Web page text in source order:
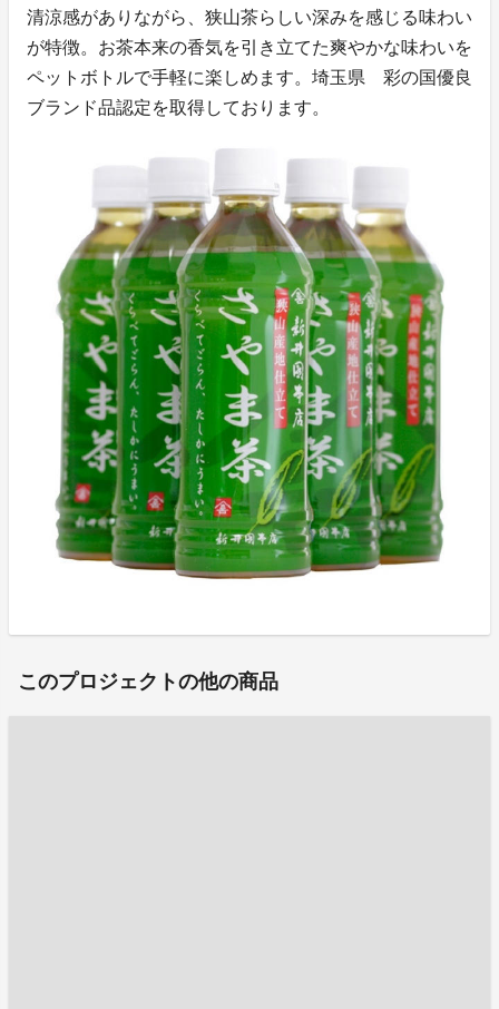
清涼感がありながら、狭山茶らしい深みを感じる味わい
が特徴。お茶本来の香気を引き立てた爽やかな味わいを
ペットボトルで手軽に楽しめます。埼玉県 彩の国優良
ブランド品認定を取得しております。
このプロジェクトの他の商品